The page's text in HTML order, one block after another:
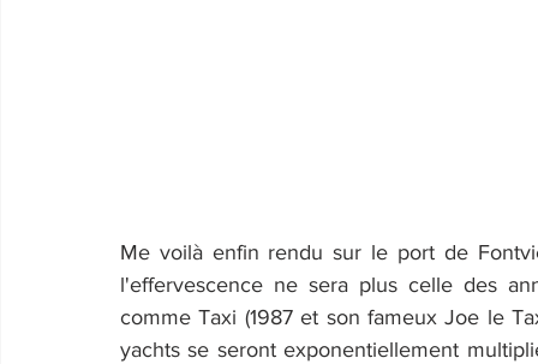
Me voilà enfin rendu sur le port de
l'effervescence ne sera plus celle des
comme Taxi (1987 et son fameux Joe le
yachts se seront exponentiellement